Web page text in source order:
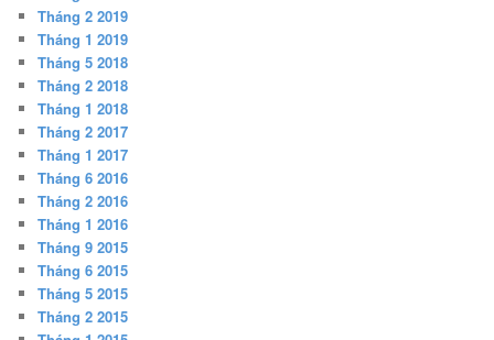
Tháng 2 2019
Tháng 1 2019
Tháng 5 2018
Tháng 2 2018
Tháng 1 2018
Tháng 2 2017
Tháng 1 2017
Tháng 6 2016
Tháng 2 2016
Tháng 1 2016
Tháng 9 2015
Tháng 6 2015
Tháng 5 2015
Tháng 2 2015